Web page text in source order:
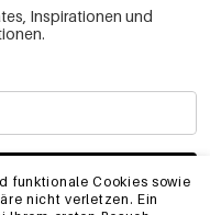
funktionale Cookies sowie
nicht verletzen. Ein
Inspirationen und